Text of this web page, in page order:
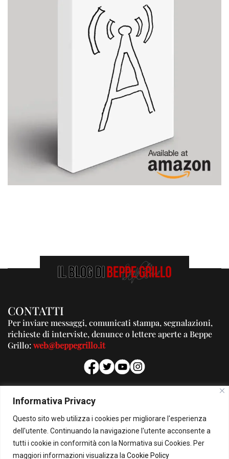
Informativa Privacy
Questo sito web utilizza i cookies per migliorare l'esperienza
dell'utente. Continuando la navigazione l'utente acconsente a
tutti i cookie in conformità con la Normativa sui Cookies. Per
maggiori informazioni visualizza la Cookie Policy
CONTATTI
Per inviare messaggi, comunicati stampa, segnalazioni,
richieste di interviste, denunce o lettere aperte a Beppe
Grillo:web@beppegrillo.it
PUBBLICITA'
Per la tua pubblicità su questo Blog:
pubblicita@beppegrillo.it